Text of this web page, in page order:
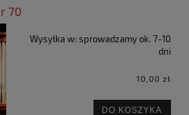
70
Wysyłka w: sprowadzamy ok. 7-10
dni
10,00 zł
DO KOSZYKA